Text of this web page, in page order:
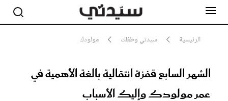
الرئيسية سيدتي وطفلك مولودك
الشهر السابع قفزة انتقالية بالغة الأهمية في
عمر مولودك وإليك الأسباب
مشاهير
جمال